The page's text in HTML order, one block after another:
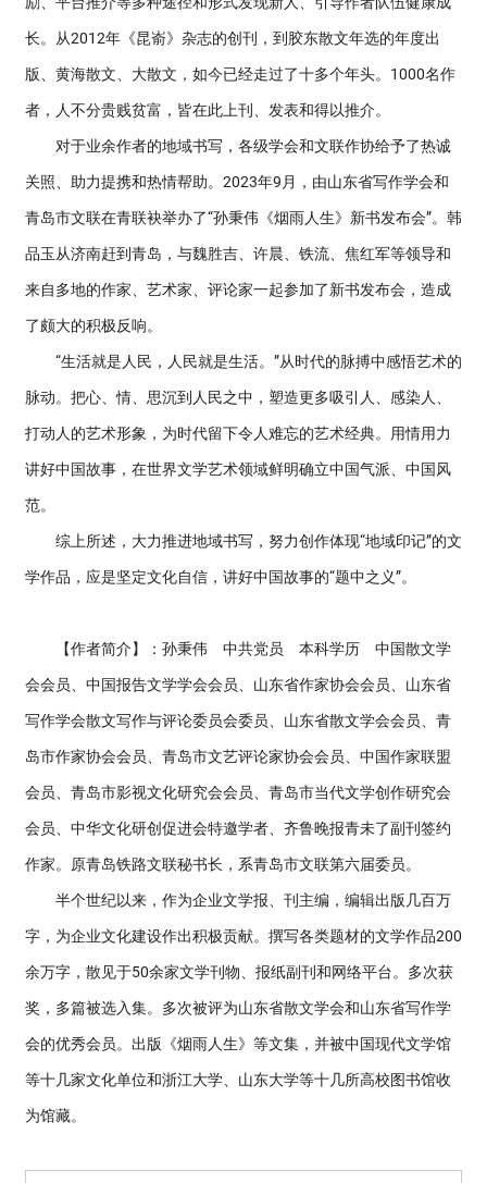
长。从2012年《昆嵛》杂志的创刊，到胶东散文年选的年度出
版、黄海散文、大散文，如今已经走过了十多个年头。1000名作
者，人不分贵贱贫富，皆在此上刊、发表和得以推介。
对于业余作者的地域书写，各级学会和文联作协给予了热诚
关照、助力提携和热情帮助。2023年9月，由山东省写作学会和
青岛市文联在青联袂举办了“孙秉伟《烟雨人生》新书发布会”。韩
品玉从济南赶到青岛，与魏胜吉、许晨、铁流、焦红军等领导和
来自多地的作家、艺术家、评论家一起参加了新书发布会，造成
了颇大的积极反响。
“生活就是人民，人民就是生活。”从时代的脉搏中感悟艺术的
脉动。把心、情、思沉到人民之中，塑造更多吸引人、感染人、
打动人的艺术形象，为时代留下令人难忘的艺术经典。用情用力
讲好中国故事，在世界文学艺术领域鲜明确立中国气派、中国风
范。
综上所述，大力推进地域书写，努力创作体现“地域印记”的文
学作品，应是坚定文化自信，讲好中国故事的“题中之义”。
【作者简介】：孙秉伟 中共党员 本科学历 中国散文学
会会员、中国报告文学学会会员、山东省作家协会会员、山东省
写作学会散文写作与评论委员会委员、山东省散文学会会员、青
岛市作家协会会员、青岛市文艺评论家协会会员、中国作家联盟
会员、青岛市影视文化研究会会员、青岛市当代文学创作研究会
会员、中华文化研创促进会特邀学者、齐鲁晚报青未了副刊签约
作家。原青岛铁路文联秘书长，系青岛市文联第六届委员。
半个世纪以来，作为企业文学报、刊主编，编辑出版几百万
字，为企业文化建设作出积极贡献。撰写各类题材的文学作品200
余万字，散见于50余家文学刊物、报纸副刊和网络平台。多次获
奖，多篇被选入集。多次被评为山东省散文学会和山东省写作学
会的优秀会员。出版《烟雨人生》等文集，并被中国现代文学馆
等十几家文化单位和浙江大学、山东大学等十几所高校图书馆收
为馆藏。